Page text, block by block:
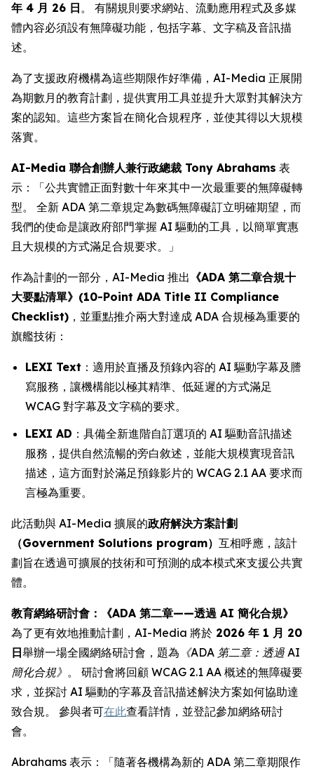
年 4 月 26 日。 有關規則要求網站、流動應用程式及多媒
體內容必須設有無障礙功能，包括字幕、文字稿及音訊描
述。
為了支援政府機構為這些期限作好準備，AI-Media 正展開
為期數月的教育計劃，提供實用工具並提升大眾對其解決方
案的認知。這些方案旨在簡化合規程序，並使其得以大規模
落實。
AI-Media 聯合創辦人兼行政總裁 Tony Abrahams 表
示：「公共實體正面對數十年來其中一次最重要的無障礙轉
型。 全新 ADA 第二章規定為數碼無障礙訂立明確期望，而
我們的使命是讓政府部門掌握 AI 驅動的工具，以簡單實惠
且大規模的方式滿足合規要求。」
作為計劃的一部分，AI-Media 推出 《ADA 第二章合規十
大要點清單》(10-Point ADA Title II Compliance
Checklist) ，並重點推介兩大對達成 ADA 合規極為重要的
旗艦技術：
LEXI Text ：適用於直播及預錄內容的 AI 驅動字幕及謄
寫服務，讓機構能以極其精準、低延遲的方式滿足
WCAG 對字幕及文字稿的要求。
LEXI AD ：具備全新進階自訂選項的 AI 驅動音訊描述
服務，提供自然流暢的旁白敘述，並能大規模實現音訊
描述，這方面對於滿足預錄影片的 WCAG 2.1 AA 要求而
言極為重要。
此活動與 AI-Media 擴展的政府解決方案計劃
（Government Solutions program） 互相呼應，該計
劃旨在透過可擴展的技術和可預測的成本模式來支援公共實
體。
教育網絡研討會：《ADA 第二章——透過 AI 簡化合規》
為了更有效地推動計劃，AI-Media 將於 2026 年 1 月 20
日舉辦一場全國網絡研討會，題為 《ADA 第二章：透過 AI
簡化合規》 。 研討會將回顧 WCAG 2.1 AA 概述的無障礙要
求，並探討 AI 驅動的字幕及音訊描述解決方案如何協助達
致合規。 參與者可在此查看詳情，並登記參加網絡研討
會。
Abrahams 表示：「隨著各機構為新的 ADA 第二章期限作